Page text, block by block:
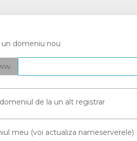
domeniu nou
de la un alt registrar
meu (voi actualiza nameserverele)